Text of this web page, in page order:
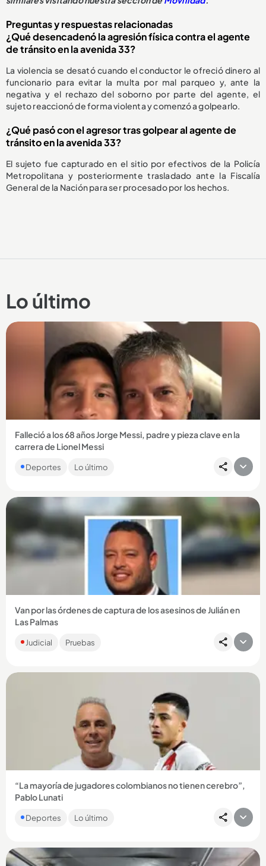
Preguntas y respuestas relacionadas
¿Qué desencadenó la agresión física contra el agente
de tránsito en la avenida 33?
La violencia se desató cuando el conductor le ofreció dinero al
funcionario para evitar la multa por mal parqueo y, ante la
negativa y el rechazo del soborno por parte del agente, el
sujeto reaccionó de forma violenta y comenzó a golpearlo.
¿Qué pasó con el agresor tras golpear al agente de
tránsito en la avenida 33?
El sujeto fue capturado en el sitio por efectivos de la Policía
Metropolitana y posteriormente trasladado ante la Fiscalía
General de la Nación para ser procesado por los hechos.
Lo último
Falleció a los 68 años Jorge Messi, padre y pieza clave en la
carrera de Lionel Messi
afrontar problemas de salud. ...
Deportes Lo último
Compartir Noticia
Van por las órdenes de captura de los asesinos de Julián en
Las Palmas
Las autoridades tienen abundante material probatorio para
las capturas y judicialización de los dos sicarios. ...
Judicial Pruebas
Compartir Noticia
“La mayoría de jugadores colombianos no tienen cerebro”,
Pablo Lunati
El exárbitro argentino prendió las redes con esta afirmación
que hizo de los futbolistas colombianos. Le contamos....
Deportes Lo último